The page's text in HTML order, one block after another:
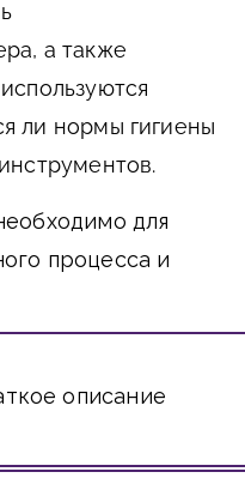
а также
ли нормы гигиены
для
процесса и
описание